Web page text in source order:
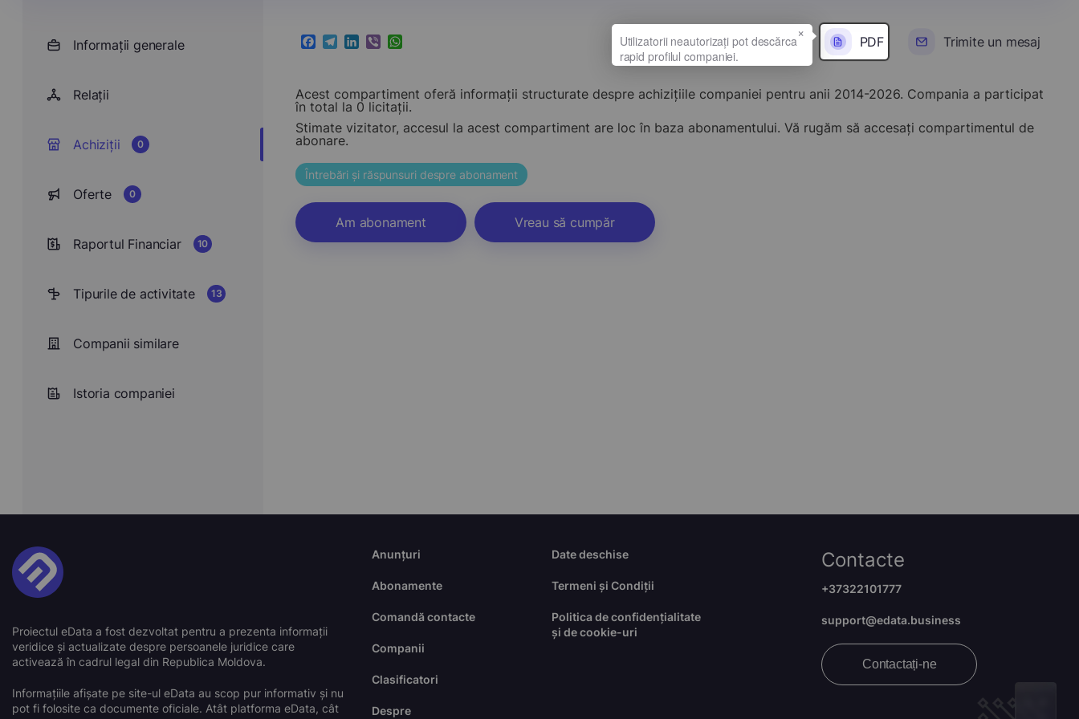
Informații generale
Relații
Achiziții 0
Oferte 0
Raportul Financiar 10
Tipurile de activitate 13
Companii similare
Istoria companiei
Facebook
Telegram
LinkedIn
ViberWhatsApp PDF Trimite un mesaj
Acest compartiment oferă informații structurate despre achizițiile companiei pentru anii 2014-2026. Compania a participat
în total la 0 licitații.
Stimate vizitator, accesul la acest compartiment are loc în baza abonamentului. Vă rugăm să accesați compartimentul de
abonare.
Întrebări și răspunsuri despre abonament
Am abonament Vreau să cumpăr
Proiectul eData a fost dezvoltat pentru a prezenta informații
veridice și actualizate despre persoanele juridice care
activează în cadrul legal din Republica Moldova.
Informațiile afișate pe site-ul eData au scop pur informativ și nu
pot fi folosite ca documente oficiale. Atât platforma eData, cât
Anunțuri
Abonamente
Comandă contacte
Companii
Clasificatori
Despre
Date deschise
Termeni și Condiții
Politica de confidențialitate
și de cookie-uri
Contacte
+37322101777
support@edata.business
Contactați-ne
×